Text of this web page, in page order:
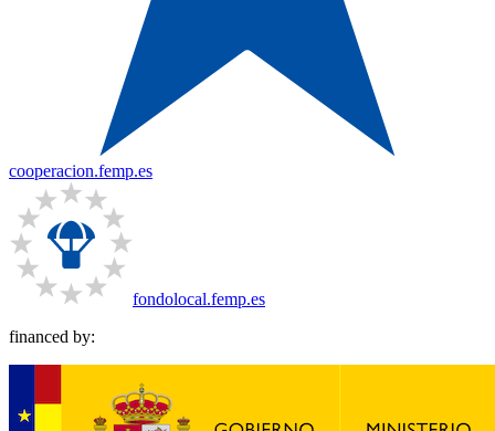
cooperacion.femp.es
fondolocal.femp.es
financed by: